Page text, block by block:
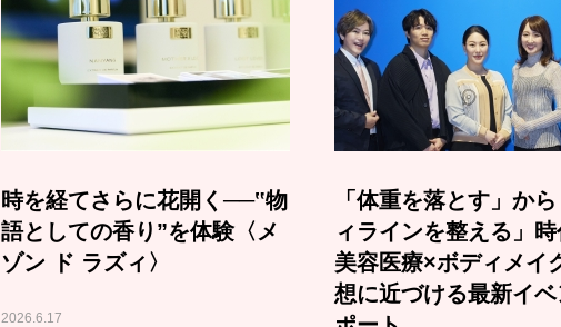
時を経てさらに花開く──‟物
語としての香り”を体験〈メ
ゾン ド ラズィ〉
2026.6.17
「体重を落とす」か
ィラインを整える」
美容医療×ボディメイ
想に近づける最新イ